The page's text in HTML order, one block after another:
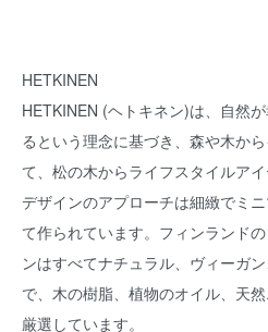
HETKINEN
HETKINEN (ヘトキネン)は、自然
るという理念に基づき、森や木か
て、松の木からライフスタイルア
デザインのアプローチは細緻でミ
て作られています。フィンランド
ンはすべてナチュラル、ヴィーガ
で、木の樹脂、植物のオイル、天
厳選しています。